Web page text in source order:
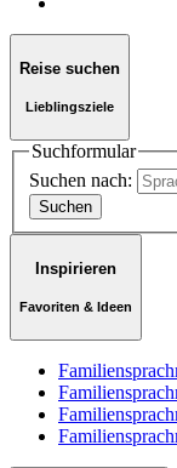
Reise suchen
Lieblingsziele
Suchformular
Suchen nach:
Inspirieren
Favoriten & Ideen